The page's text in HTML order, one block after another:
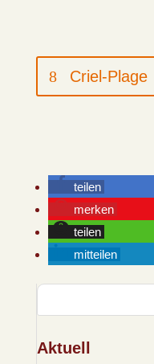
Criel-Plage
teilen
merken
teilen
mitteilen
Aktuell